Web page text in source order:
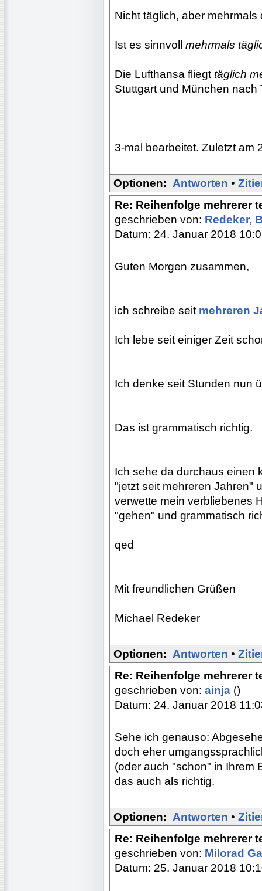
Nicht täglich, aber
Ist es sinnvoll mehrmals
Die Lufthansa fliegt täglich
Stuttgart und München nach
3-mal bearbeitet. Zuletzt am
Optionen: Antworten •
Re: Reihenfolge mehrerer
geschrieben von: Redeker,
Datum: 24. Januar 2018
Guten Morgen zusammen,
ich schreibe seit mehreren
Ich lebe seit einiger Zeit
Ich denke seit Stunden nun
Das ist grammatisch richtig.
Ich sehe da durchaus einen
"jetzt seit mehreren Jahren"
verwette mein verbliebenes
"gehen" und grammatisch
qed
Mit freundlichen Grüßen
Michael Redeker
Optionen: Antworten •
Re: Reihenfolge mehrerer
geschrieben von: ainja ()
Datum: 24. Januar 2018
Sehe ich genauso:
doch eher
(oder auch "schon" in Ihrem
das auch als richtig.
Optionen: Antworten •
Re: Reihenfolge mehrerer
geschrieben von: Milorad
Datum: 25. Januar 2018